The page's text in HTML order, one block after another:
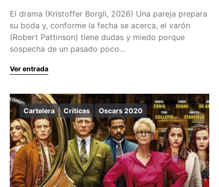
El drama (Kristoffer Borgli, 2026) Una pareja prepara
su boda y, conforme la fecha se acerca, el varón
(Robert Pattinson) tiene dudas y miedo porque
sospecha de un pasado poco…
Ver entrada
Cartelera Críticas Oscars 2020